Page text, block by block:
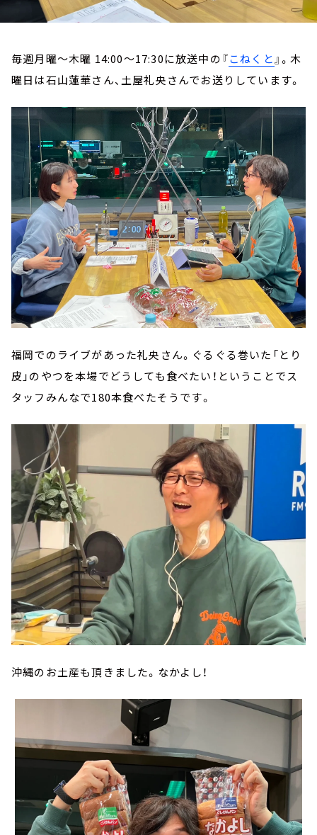
毎週月曜～木曜 14:00～17:30に放送中の『こねくと』。木
曜日は石山蓮華さん、土屋礼央さんでお送りしています。
福岡でのライブがあった礼央さん。ぐるぐる巻いた「とり
皮」のやつを本場でどうしても食べたい！ということでス
タッフみんなで180本食べたそうです。
沖縄のお土産も頂きました。なかよし！